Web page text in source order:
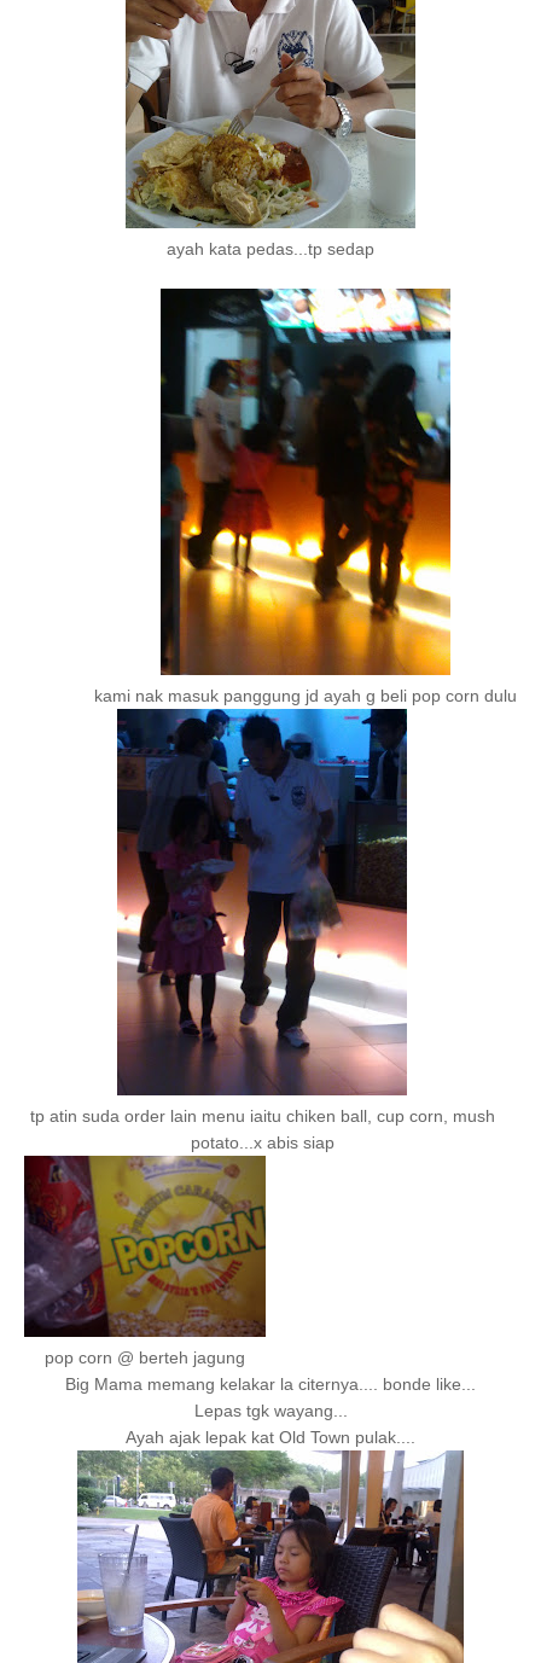
ayah kata pedas...tp sedap
kami nak masuk panggung jd ayah g beli pop corn dulu
tp atin suda order lain menu iaitu chiken ball, cup corn, mush
potato...x abis siap
pop corn @ berteh jagung
Big Mama memang kelakar la citernya.... bonde like...
Lepas tgk wayang...
Ayah ajak lepak kat Old Town pulak....